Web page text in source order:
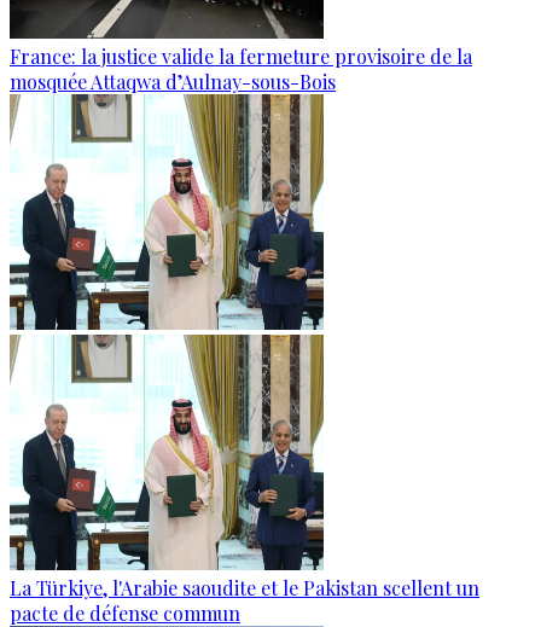
France: la justice valide la fermeture provisoire de la
mosquée Attaqwa d’Aulnay-sous-Bois
La Türkiye, l'Arabie saoudite et le Pakistan scellent un
pacte de défense commun